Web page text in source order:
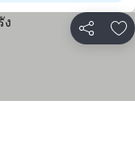
แชร์ เ